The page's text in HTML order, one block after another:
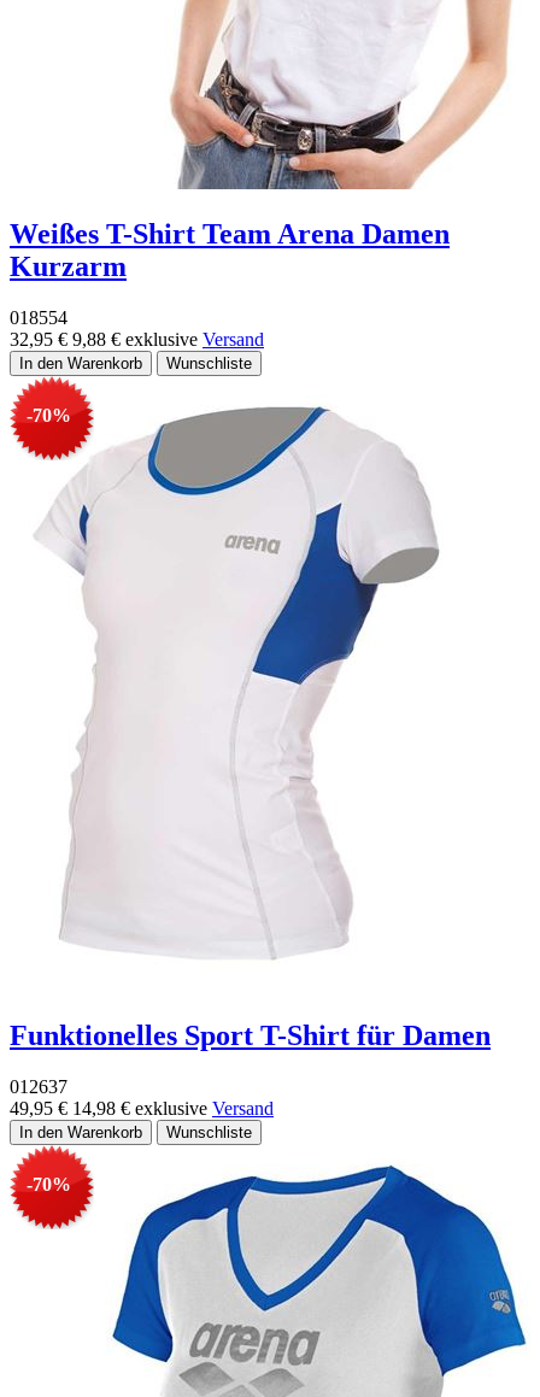
Weißes T-Shirt Team Arena Damen
Kurzarm
018554
32,95 € 9,88 € exklusive Versand
-70%
Funktionelles Sport T-Shirt für Damen
012637
49,95 € 14,98 € exklusive Versand
-70%